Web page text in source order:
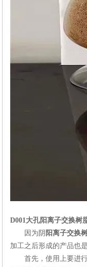
D001大孔阳离子交换树
因为阴 阳离子交换
加工之后形成的产品也
首先，使用上要进行